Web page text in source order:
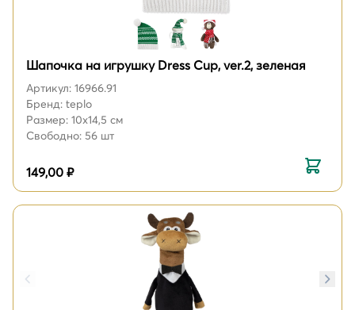
Шапочка на игрушку Dress Cup, ver.2, зеленая
Артикул: 16966.91
Бренд: teplo
Размер: 10х14,5 см
Свободно: 56 шт
149,00 ₽